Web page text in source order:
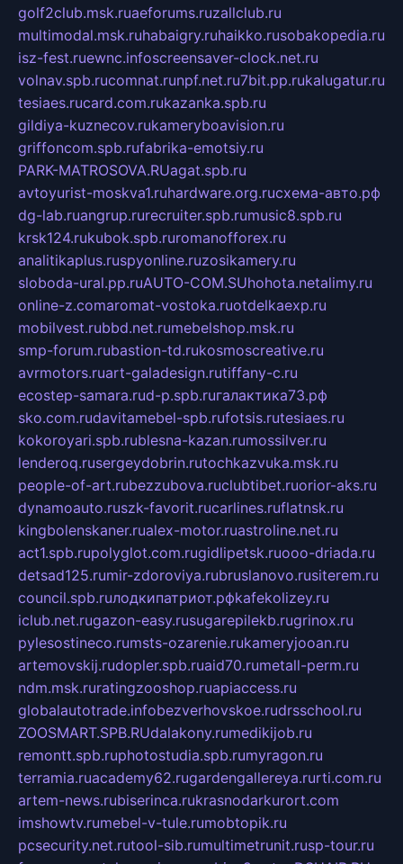
golf2club.msk.ruaeforums.ruzallclub.ru
multimodal.msk.ruhabaigry.ruhaikko.rusobakopedia.ru
isz-fest.ruewnc.infoscreensaver-clock.net.ru
volnav.spb.rucomnat.runpf.net.ru7bit.pp.rukalugatur.ru
tesiaes.rucard.com.rukazanka.spb.ru
gildiya-kuznecov.rukameryboavision.ru
griffoncom.spb.rufabrika-emotsiy.ru
PARK-MATROSOVA.RUagat.spb.ru
avtoyurist-moskva1.ruhardware.org.ruсхема-авто.рф
dg-lab.ruangrup.rurecruiter.spb.rumusic8.spb.ru
krsk124.rukubok.spb.ruromanofforex.ru
analitikaplus.ruspyonline.ruzosikamery.ru
sloboda-ural.pp.ruAUTO-COM.SUhohota.netalimy.ru
online-z.comaromat-vostoka.ruotdelkaexp.ru
mobilvest.rubbd.net.rumebelshop.msk.ru
smp-forum.rubastion-td.rukosmoscreative.ru
avrmotors.ruart-galadesign.rutiffany-c.ru
ecostep-samara.rud-p.spb.ruгалактика73.рф
sko.com.rudavitamebel-spb.rufotsis.rutesiaes.ru
kokoroyari.spb.rublesna-kazan.rumossilver.ru
lenderoq.rusergeydobrin.rutochkazvuka.msk.ru
people-of-art.rubezzubova.ruclubtibet.ruorior-aks.ru
dynamoauto.ruszk-favorit.rucarlines.ruflatnsk.ru
kingbolenskaner.rualex-motor.ruastroline.net.ru
act1.spb.rupolyglot.com.rugidlipetsk.ruooo-driada.ru
detsad125.rumir-zdoroviya.rubruslanovo.rusiterem.ru
council.spb.ruлодкипатриот.рфkafekolizey.ru
iclub.net.rugazon-easy.rusugarepilekb.rugrinox.ru
pylesostineco.rumsts-ozarenie.rukameryjooan.ru
artemovskij.rudopler.spb.ruaid70.rumetall-perm.ru
ndm.msk.ruratingzooshop.ruapiaccess.ru
globalautotrade.infobezverhovskoe.rudrsschool.ru
ZOOSMART.SPB.RUdalakony.rumedikijob.ru
remontt.spb.ruphotostudia.spb.rumyragon.ru
terramia.ruacademy62.rugardengallereya.rurti.com.ru
artem-news.rubiserinca.rukrasnodarkurort.com
imshowtv.rumebel-v-tule.rumobtopik.ru
pcsecurity.net.rutool-sib.rumultimetrunit.rusp-tour.ru